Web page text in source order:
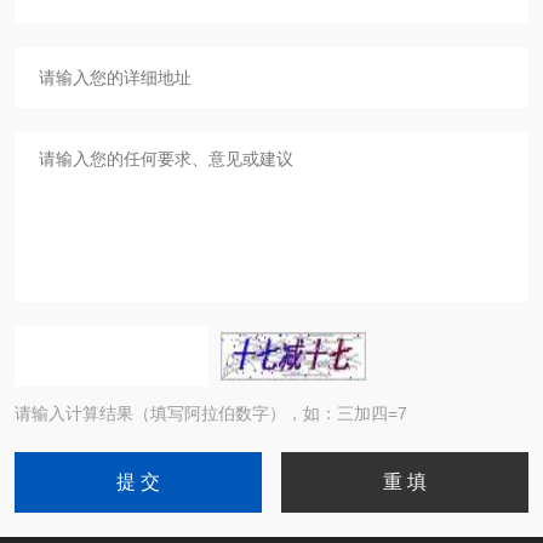
请输入计算结果（填写阿拉伯数字），如：三加四=7